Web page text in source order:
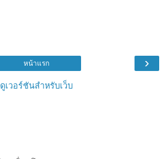
›
หน้าแรก
ดูเวอร์ชันสำหรับเว็บ